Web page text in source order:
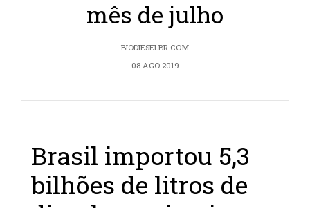
mês de julho
BIODIESELBR.COM
08 AGO 2019
Brasil importou 5,3
bilhões de litros de